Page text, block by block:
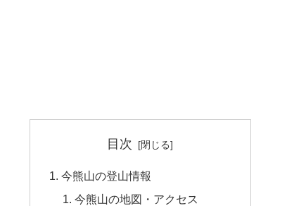
目次
今熊山の登山情報
今熊山の地図・アクセス